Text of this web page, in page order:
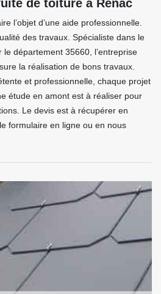
de toiture à Renac
l’objet d’une aide professionnelle.
des travaux. Spécialiste dans le
département 35660, l’entreprise
la réalisation de bons travaux.
et professionnelle, chaque projet
étude en amont est à réaliser pour
Le devis est à récupérer en
formulaire en ligne ou en nous